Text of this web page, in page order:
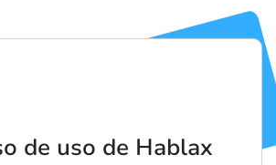
de uso de Hablax